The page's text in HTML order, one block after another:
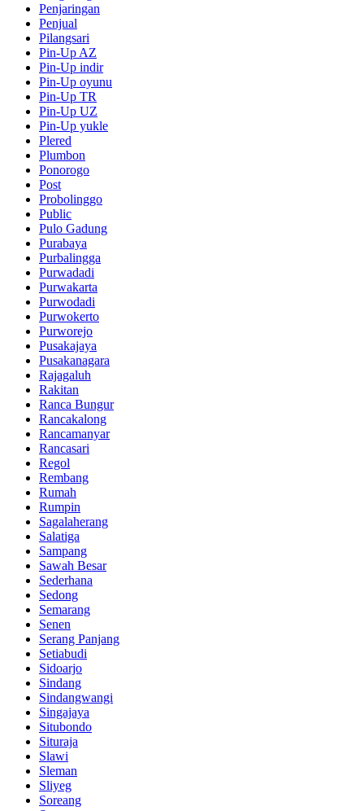
Penjaringan
Penjual
Pilangsari
Pin-Up AZ
Pin-Up indir
Pin-Up oyunu
Pin-Up TR
Pin-Up UZ
Pin-Up yukle
Plered
Plumbon
Ponorogo
Post
Probolinggo
Public
Pulo Gadung
Purabaya
Purbalingga
Purwadadi
Purwakarta
Purwodadi
Purwokerto
Purworejo
Pusakajaya
Pusakanagara
Rajagaluh
Rakitan
Ranca Bungur
Rancakalong
Rancamanyar
Rancasari
Regol
Rembang
Rumah
Rumpin
Sagalaherang
Salatiga
Sampang
Sawah Besar
Sederhana
Sedong
Semarang
Senen
Serang Panjang
Setiabudi
Sidoarjo
Sindang
Sindangwangi
Singajaya
Situbondo
Situraja
Slawi
Sleman
Sliyeg
Soreang